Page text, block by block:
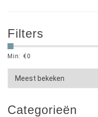
Filters
Min: €0
Categorieën